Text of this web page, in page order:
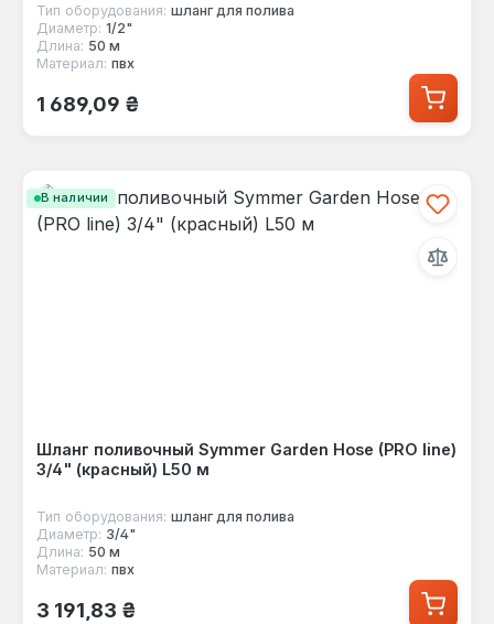
Тип оборудования: шланг для полива
Диаметр: 1/2"
Длина: 50 м
Материал: пвх
Обычная цена:
1 689,09 ₴
В наличии
Шланг поливочный Symmer Garden Hose (PRO line)
3/4" (красный) L50 м
Тип оборудования: шланг для полива
Диаметр: 3/4"
Длина: 50 м
Материал: пвх
Обычная цена:
3 191,83 ₴